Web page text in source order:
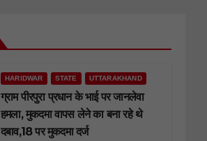
HARIDWAR STATE UTTARAKHAND
ग्राम पीरपुरा प्रधान के भाई पर जानलेवा
हमला, मुकदमा वापस लेने का बना रहे थे
दबाव,18 पर मुकदमा दर्ज